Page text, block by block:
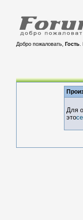
Добро пожаловать, Гость.
Для
это